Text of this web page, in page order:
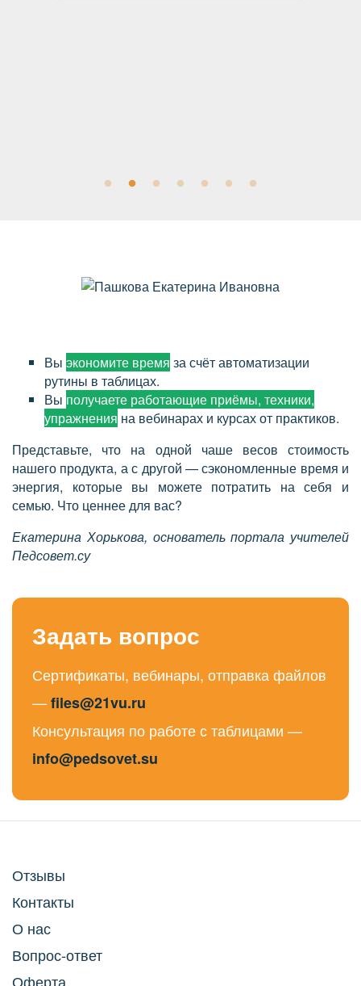
Вы экономите время за счёт автоматизации
рутины в таблицах.
Вы получаете работающие приёмы, техники,
упражнения на вебинарах и курсах от практиков.
Представьте, что на одной чаше весов стоимость
нашего продукта, а с другой — сэкономленные время и
энергия, которые вы можете потратить на себя и
семью. Что ценнее для вас?
Екатерина Хорькова, основатель портала учителей
Педсовет.су
Задать вопрос
Сертификаты, вебинары, отправка файлов
—files@21vu.ru
Консультация по работе с таблицами —
info@pedsovet.su
Отзывы
Контакты
О нас
Вопрос-ответ
Оферта